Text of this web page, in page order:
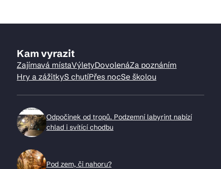
Kam vyrazit
Zajímavá místaVýletyDovolenáZa poznáním
Hry a zážitkyS chutíPřes nocSe školou
Odpočinek od tropů. Podzemní labyrint nabízí
chlad i svítící chodbu
Pod zem, či nahoru?